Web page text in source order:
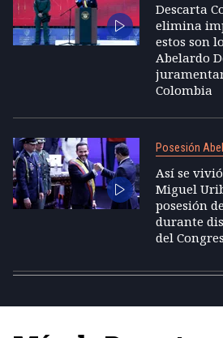
Descarta
elimina
estos son
Abelardo
Colombia
Posesión
Así se
Miguel
posesión
durante
del